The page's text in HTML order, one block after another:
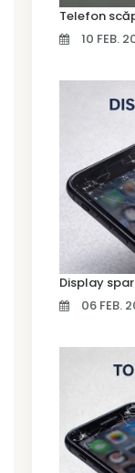
10 FEB.
Display
06 FEB.